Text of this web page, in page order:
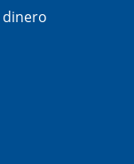
dinero